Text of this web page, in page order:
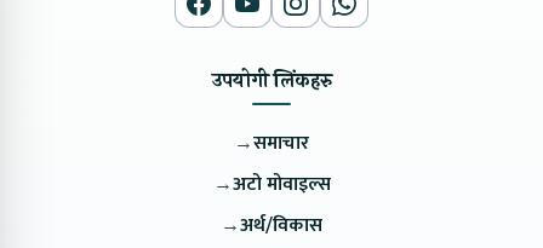
उपयोगी लिंकहरु
→समाचार
→अटो मोवाइल्स
→अर्थ/विकास